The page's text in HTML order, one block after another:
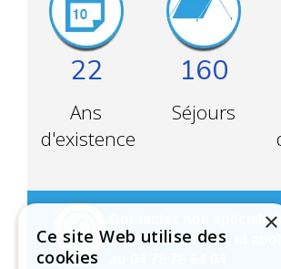
22
Ans
d'existence
160
Séjours
Contactez nos
vacances enfants et
×
Ce site Web utilise des
cookies